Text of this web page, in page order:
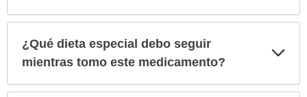
¿Qué dieta especial debo seguir
mientras tomo este medicamento?